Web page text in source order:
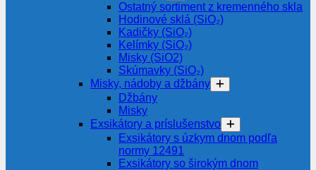
Ostatný sortiment z kremenného skla
Hodinové sklá (SiO₂)
Kadičky (SiO₂)
Kelímky (SiO₂)
Misky (SiO2)
Skúmavky (SiO₂)
Misky, nádoby a džbány
Džbány
Misky
Exsikátory a príslušenstvo
Exsikátory s úzkym dnom podľa
normy 12491
Exsikátory so širokým dnom